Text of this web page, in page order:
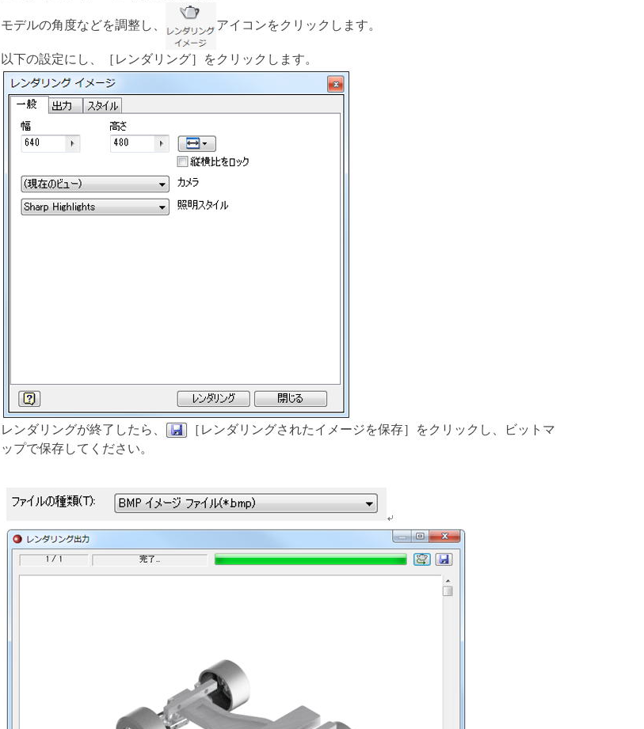
モデルの角度などを調整し、 アイコンをクリックします。
以下の設定にし、［レンダリング］をクリックします。
レンダリングが終了したら、
［レンダリングされたイメージを保存］をクリックし、ビットマ
ップで保存してください。